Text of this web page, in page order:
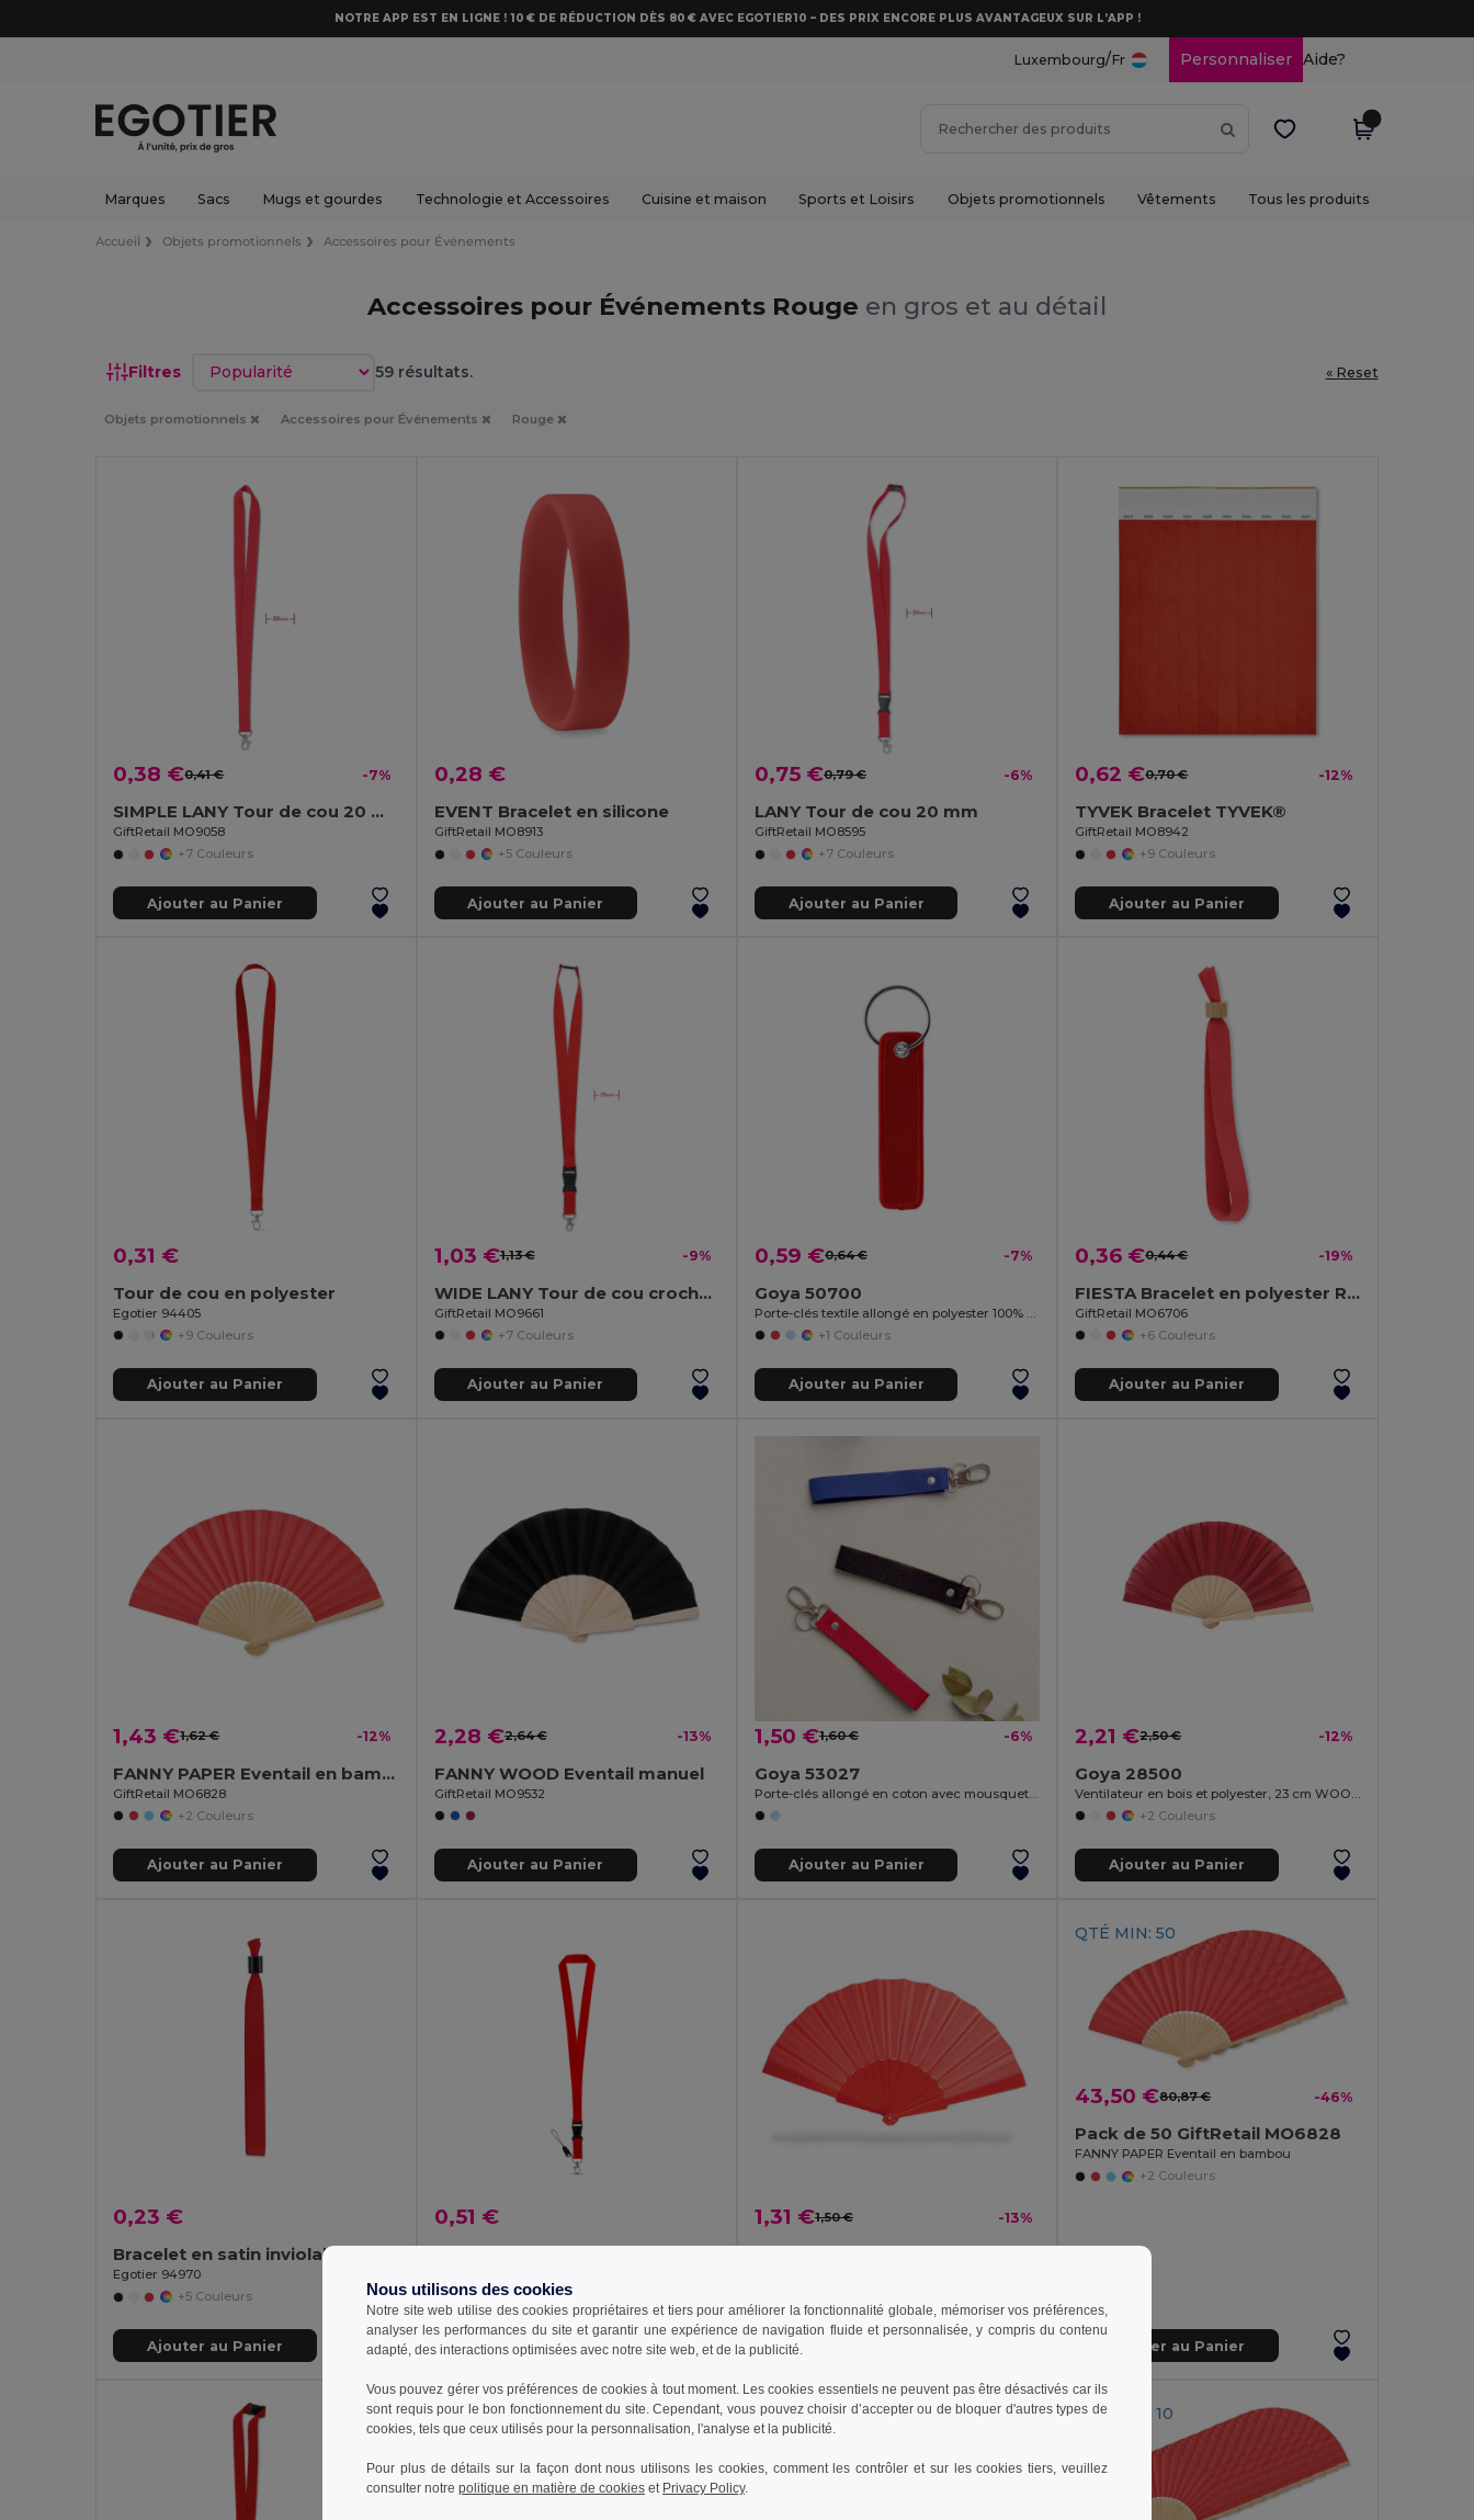
NOTRE APP EST EN LIGNE ! 10 € DE RÉDUCTION DÈS 80 € AVEC EGOTIER10 – DES PRIX ENCORE PLUS AVANTAGEUX SUR L’APP !
Luxembourg/Fr Personnaliser Aide?
Marques Sacs Mugs et gourdes Technologie et Accessoires Cuisine et maison Sports et Loisirs Objets promotionnels Vêtements Tous les produits
Accueil Objets promotionnels Accessoires pour Événements
Accessoires pour Événements Rouge en gros et au détail
Filtres Trier par 59 résultats. « Reset
Objets promotionnels Accessoires pour Événements Rouge
0,38 €0,41 € -7%
SIMPLE LANY Tour de cou 20 mm
GiftRetail MO9058
+7 Couleurs
Ajouter au Panier
0,28 €
EVENT Bracelet en silicone
GiftRetail MO8913
+5 Couleurs
Ajouter au Panier
0,75 €0,79 € -6%
LANY Tour de cou 20 mm
GiftRetail MO8595
+7 Couleurs
Ajouter au Panier
0,62 €0,70 € -12%
TYVEK Bracelet TYVEK®
GiftRetail MO8942
+9 Couleurs
Ajouter au Panier
0,31 €
Tour de cou en polyester
Egotier 94405
+9 Couleurs
Ajouter au Panier
1,03 €1,13 € -9%
WIDE LANY Tour de cou crochet métal 25mm
GiftRetail MO9661
+7 Couleurs
Ajouter au Panier
0,59 €0,64 € -7%
Goya 50700
+1 Couleurs
Ajouter au Panier
0,36 €0,44 € -19%
FIESTA Bracelet en polyester RPET
GiftRetail MO6706
+6 Couleurs
Ajouter au Panier
1,43 €1,62 € -12%
FANNY PAPER Eventail en bambou
GiftRetail MO6828
+2 Couleurs
Ajouter au Panier
2,28 €2,64 € -13%
FANNY WOOD Eventail manuel
GiftRetail MO9532
Ajouter au Panier
1,50 €1,60 € -6%
Goya 53027
Porte-clés allongé en coton avec mousqueton HOSEGOR
Ajouter au Panier
2,21 €2,50 € -12%
Goya 28500
Ventilateur en bois et polyester, 23 cm WOOD
+2 Couleurs
Ajouter au Panier
0,23 €
Bracelet en satin inviolable
Egotier 94970
+5 Couleurs
Ajouter au Panier
0,51 €
+6 Couleurs
Ajouter au Panier
1,31 €1,50 € -13%
Ajouter au Panier
QTÉ MIN: 50
43,50 €80,87 € -46%
Pack de 50 GiftRetail MO6828
FANNY PAPER Eventail en bambou
+2 Couleurs
Ajouter au Panier
QTÉ MIN: 50 QTÉ MIN: 100 QTÉ MIN: 10
Nous utilisons des cookies
Notre site web utilise des cookies propriétaires et tiers pour améliorer la fonctionnalité globale, mémoriser vos préférences,
analyser les performances du site et garantir une expérience de navigation fluide et personnalisée, y compris du contenu
adapté, des interactions optimisées avec notre site web, et de la publicité.
Vous pouvez gérer vos préférences de cookies à tout moment. Les cookies essentiels ne peuvent pas être désactivés car ils
sont requis pour le bon fonctionnement du site. Cependant, vous pouvez choisir d’accepter ou de bloquer d'autres types de
cookies, tels que ceux utilisés pour la personnalisation, l'analyse et la publicité.
Pour plus de détails sur la façon dont nous utilisons les cookies, comment les contrôler et sur les cookies tiers, veuillez
consulter notre politique en matière de cookies et Privacy Policy.